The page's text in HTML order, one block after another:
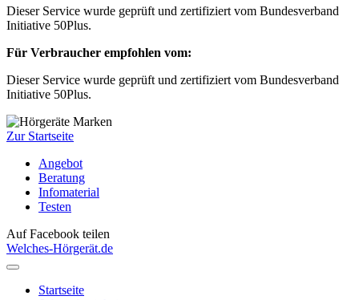
Dieser Service wurde geprüft und zertifiziert vom Bundesverband
Initiative 50Plus.
Für Verbraucher empfohlen vom:
Dieser Service wurde geprüft und zertifiziert vom Bundesverband
Initiative 50Plus.
Zur Startseite
Angebot
Beratung
Infomaterial
Testen
Auf Facebook teilen
Welches-Hörgerät.de
Startseite